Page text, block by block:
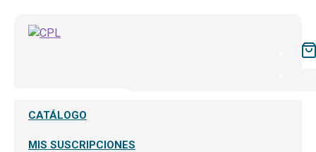
CATÁLOGO
MIS SUSCRIPCIONES